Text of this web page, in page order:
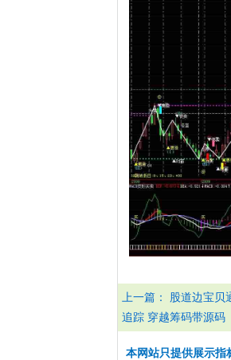
上一篇： 股道边宝贝
追踪 穿越筹码带源码
本网站只提供展示指